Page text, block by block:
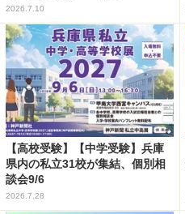
2026.7.10
【高校受験】【中学受験】兵庫
県内の私立31校が集結、個別相
談会9/6
2026.7.28